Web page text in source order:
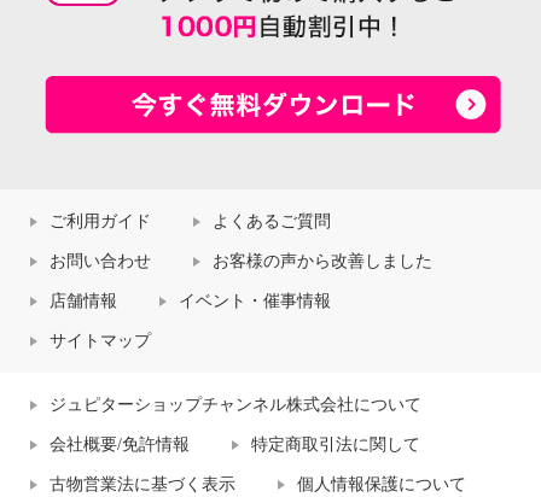
ご利用ガイド よくあるご質問
お問い合わせ お客様の声から改善しました
店舗情報 イベント・催事情報
サイトマップ
ジュピターショップチャンネル株式会社について
会社概要/免許情報 特定商取引法に関して
古物営業法に基づく表示 個人情報保護について